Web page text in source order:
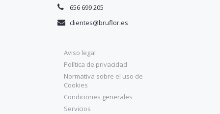
Aviso legal
Política de privacidad
Normativa sobre el uso de
Cookies
Condiciones generales
Servicios
656 699 205
clientes@bruflor.es